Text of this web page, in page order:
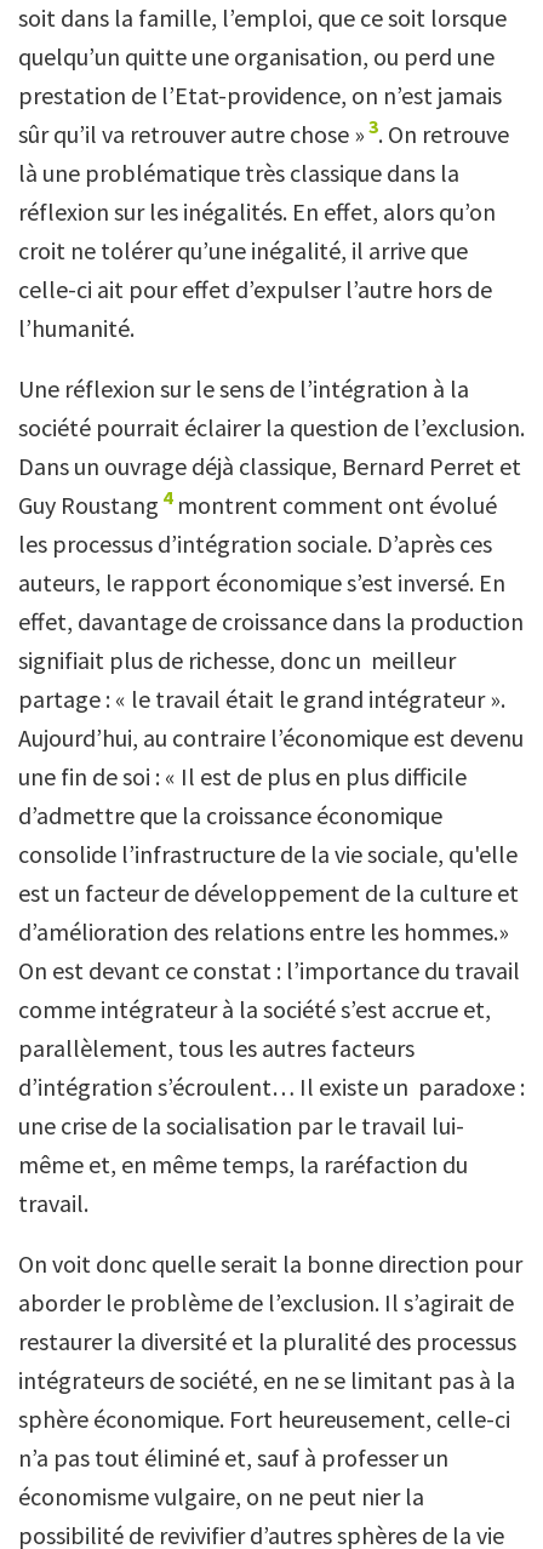
soit dans la famille, l’emploi, que ce soit lorsque
quelqu’un quitte une organisation, ou perd une
prestation de l’Etat-providence, on n’est jamais
sûr qu’il va retrouver autre chose » 3. On retrouve
là une problématique très classique dans la
réflexion sur les inégalités. En effet, alors qu’on
croit ne tolérer qu’une inégalité, il arrive que
celle-ci ait pour effet d’expulser l’autre hors de
l’humanité.
Une réflexion sur le sens de l’intégration à la
société pourrait éclairer la question de l’exclusion.
Dans un ouvrage déjà classique, Bernard Perret et
Guy Roustang 4montrent comment ont évolué
les processus d’intégration sociale. D’après ces
auteurs, le rapport économique s’est inversé. En
effet, davantage de croissance dans la production
signifiait plus de richesse, donc un meilleur
partage : « le travail était le grand intégrateur ».
Aujourd’hui, au contraire l’économique est devenu
une fin de soi : « Il est de plus en plus difficile
d’admettre que la croissance économique
consolide l’infrastructure de la vie sociale, qu'elle
est un facteur de développement de la culture et
d’amélioration des relations entre les hommes.»
On est devant ce constat : l’importance du travail
comme intégrateur à la société s’est accrue et,
parallèlement, tous les autres facteurs
d’intégration s’écroulent… Il existe un paradoxe :
une crise de la socialisation par le travail lui-
même et, en même temps, la raréfaction du
travail.
On voit donc quelle serait la bonne direction pour
aborder le problème de l’exclusion. Il s’agirait de
restaurer la diversité et la pluralité des processus
intégrateurs de société, en ne se limitant pas à la
sphère économique. Fort heureusement, celle-ci
n’a pas tout éliminé et, sauf à professer un
économisme vulgaire, on ne peut nier la
possibilité de revivifier d’autres sphères de la vie